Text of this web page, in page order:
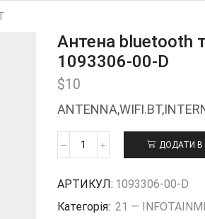
Антена bluetooth
1093306-00-D
$10
Антена
та
fi
ДОДАТИ В
АРТИКУЛ: 1093306-00-D
Категорія: 21 —